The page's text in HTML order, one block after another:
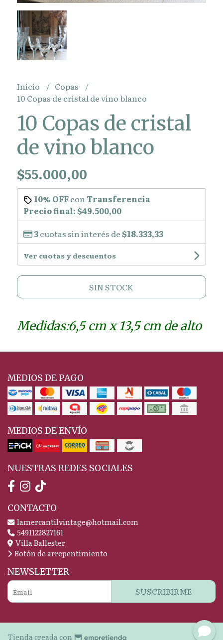
Inicio
Copas
10 Copas de cristal de vino blanco
10 Copas de cristal
de vino blanco
$55.000,00
10% OFFconTransferencia
Precio final:$49.500,00
3cuotas sin interés de$18.333,33
Ver cuotas y descuentos
SIN STOCK
Medidas:6,5 cm x 13,5 cm de alto
MEDIOS DE PAGO
MEDIOS DE ENVÍO
NUESTRAS REDES SOCIALES
CONTACTO
lamercantilvintage@hotmail.com
5491122827161
Villa Ballester
Botón de arrepentimiento
NEWSLETTER
SUSCRIBIRME
Tienda creada con